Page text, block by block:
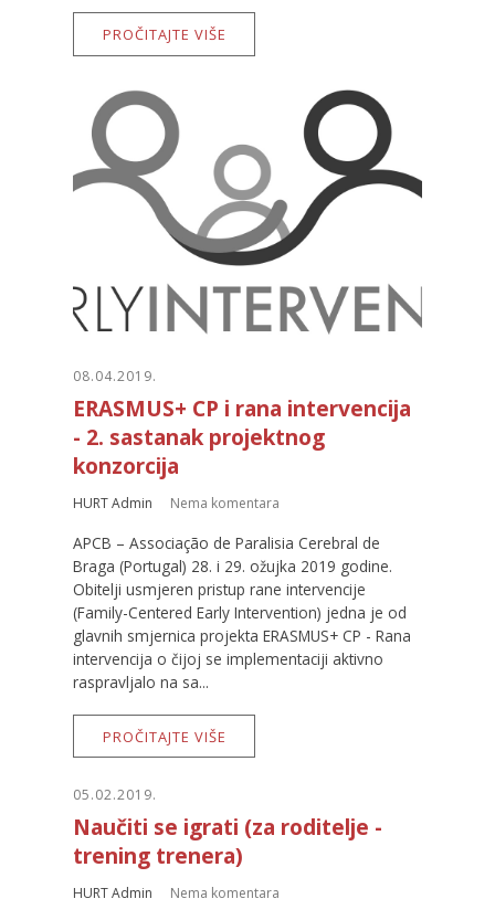
PROČITAJTE VIŠE
08.04.2019.
ERASMUS+ CP i rana intervencija
- 2. sastanak projektnog
konzorcija
HURT Admin Nema komentara
APCB – Associação de Paralisia Cerebral de
Braga (Portugal) 28. i 29. ožujka 2019 godine.
Obitelji usmjeren pristup rane intervencije
(Family-Centered Early Intervention) jedna je od
glavnih smjernica projekta ERASMUS+ CP - Rana
intervencija o čijoj se implementaciji aktivno
raspravljalo na sa...
PROČITAJTE VIŠE
05.02.2019.
Naučiti se igrati (za roditelje -
trening trenera)
HURT Admin Nema komentara